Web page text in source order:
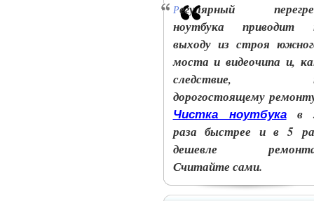
Регулярный
ноутбука приводит
выходу из строя
моста и видеочипа и,
следствие,
дорогостоящему
Чистка ноутбукав
раза быстрее и в 5
дешевле
Считайте сами.